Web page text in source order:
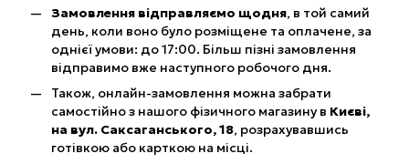
Замовлення відправляємо щодня, в той самий
день, коли воно було розміщене та оплачене, за
однієї умови: до 17:00. Більш пізні замовлення
відправимо вже наступного робочого дня.
Також, онлайн-замовлення можна забрати
самостійно з нашого фізичного магазину в Києві,
на вул. Саксаганського, 18, розрахувавшись
готівкою або карткою на місці.